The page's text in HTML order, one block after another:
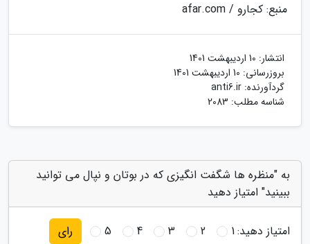
منبع: کجارو / afar.com
انتشار: 10 اردیبهشت 1401
بروزرسانی: 10 اردیبهشت 1401
گردآورنده: anti6.ir
شناسه مطلب: 2083
به "منظره ها شگفت انگیزی که در بوتان و نپال می توانید
ببینید" امتیاز دهید
امتیاز دهید:1
2
3
4
5 رای